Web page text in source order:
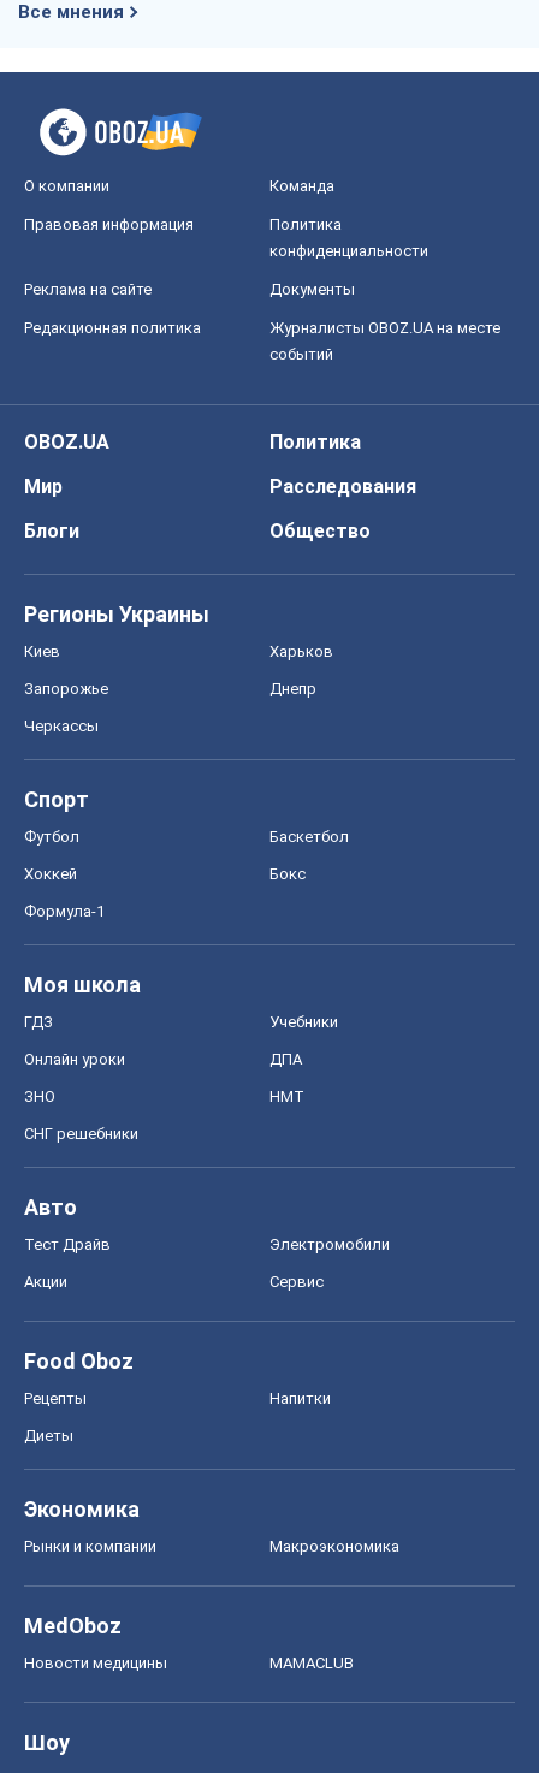
Все мнения
О компании Команда
Правовая информация
Политика
конфиденциальности
Реклама на сайте Документы
Редакционная политика
Журналисты OBOZ.UA на месте
событий
OBOZ.UA
Политика
Мир
Расследования
Блоги
Общество
Регионы Украины
Киев Харьков
Запорожье Днепр
Черкассы
Спорт
Футбол Баскетбол
Хоккей Бокс
Формула-1
Моя школа
ГДЗ Учебники
Онлайн уроки ДПА
ЗНО НМТ
СНГ решебники
Авто
Тест Драйв Электромобили
Акции Сервис
Food Oboz
Рецепты Напитки
Диеты
Экономика
Рынки и компании Mакроэкономика
MedOboz
Новости медицины MAMACLUB
Шоу